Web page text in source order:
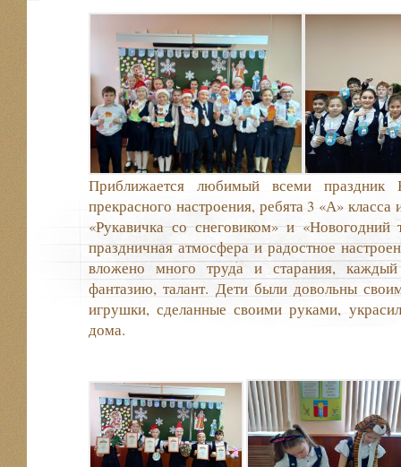
Приближается любимый всеми
прекрасного настроения, ребята 3 «А»
«Рукавичка со снеговиком» и «Новогодний
праздничная атмосфера и радостное
вложено много труда и старания, каждый
фантазию, талант. Дети были довольны
игрушки, сделанные своими руками,
дома.